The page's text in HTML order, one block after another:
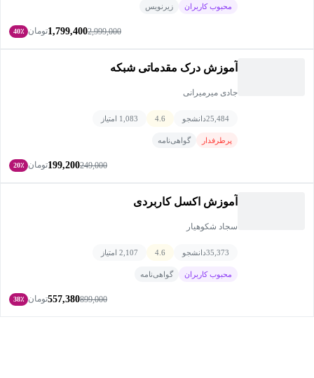
محبوب کاربران زیرنویس
2,999,000
1,799,400تومان 40٪
آموزش درک مقدماتی شبکه
جادی میرمیرانی
25,484دانشجو 4.6 1,083 امتیاز
پرطرفدار گواهی‌نامه
249,000
199,200تومان 20٪
آموزش اکسل کاربردی
سجاد شکوهیار
35,373دانشجو 4.6 2,107 امتیاز
محبوب کاربران گواهی‌نامه
899,000
557,380تومان 38٪